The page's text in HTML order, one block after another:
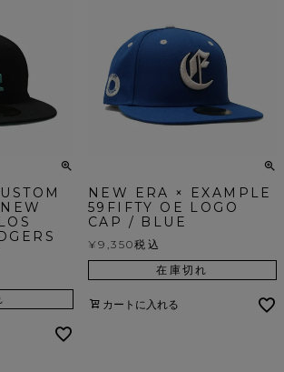
NEW ERA × EXAMPLE
59FIFTY OE LOGO
CAP / BLUE
¥9,350税込
在庫切れ
カートに入れる